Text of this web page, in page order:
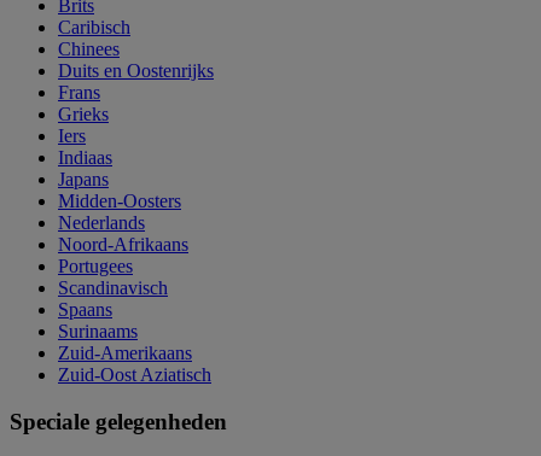
Brits
Caribisch
Chinees
Duits en Oostenrijks
Frans
Grieks
Iers
Indiaas
Japans
Midden-Oosters
Nederlands
Noord-Afrikaans
Portugees
Scandinavisch
Spaans
Surinaams
Zuid-Amerikaans
Zuid-Oost Aziatisch
Speciale gelegenheden